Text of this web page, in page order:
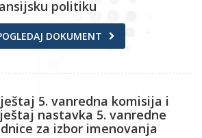
politiku
DOKUMENT
5. vanredna komisija i
nastavka 5. vanredne
za izbor imenovanja